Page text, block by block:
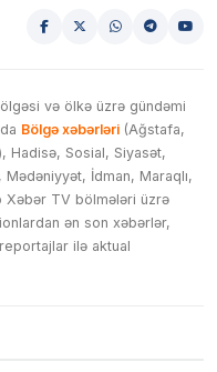
və ölkə üzrə gündəmi
Bölgə xəbərləri (Ağstafa,
Hadisə, Sosial, Siyasət,
İdman, Maraqlı,
Xəbər TV bölmələri üzrə
ən son xəbərlər,
ilə aktual